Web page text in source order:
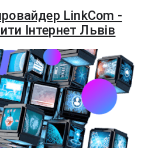
LinkCom -
Інтернет Львів